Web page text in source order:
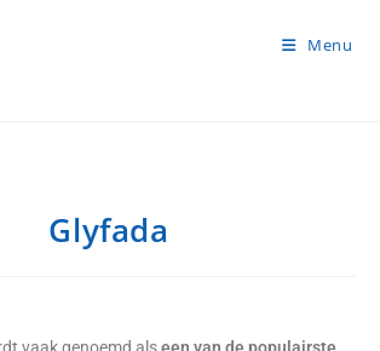
Menu
Glyfada